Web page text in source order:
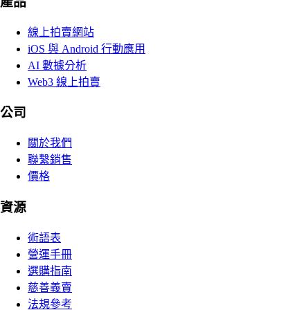
線上拍賣網站
iOS 與 Android 行動應用
AI 數據分析
Web3 線上拍賣
公司
關於我們
聯繫銷售
價格
資源
術語表
營運手冊
選購指南
慈善義賣
法規參考